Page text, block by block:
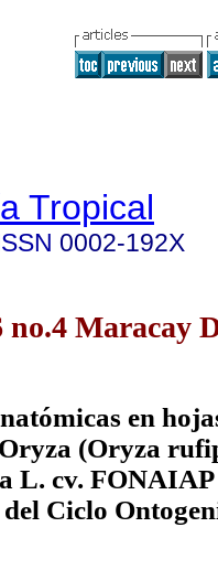
Tropical
0002-192X
Maracay
en
(Oryza
L. cv. FONAIAP
del Ciclo